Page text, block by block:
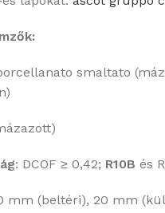
smaltato
: DCOF ≥ 0,42; R10B és
mm (beltéri), 20 mm